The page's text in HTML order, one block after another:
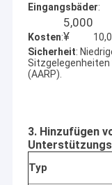
Eingangsbäder:
Kosten:
5,000
¥
Sicherheit:
Sitzgelegenheiten
(AARP).
3. Hinzufügen
Typ